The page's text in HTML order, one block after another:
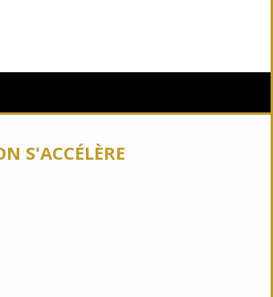
S'ACCÉLÈRE